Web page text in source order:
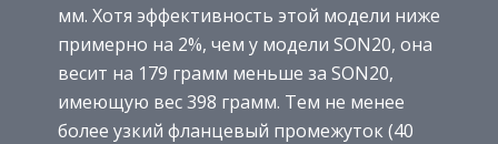
мм. Хотя эффективность этой модели ниже
примерно на 2%, чем у модели SON20, она
весит на 179 грамм меньше за SON20,
имеющую вес 398 грамм. Тем не менее
более узкий фланцевый промежуток (40